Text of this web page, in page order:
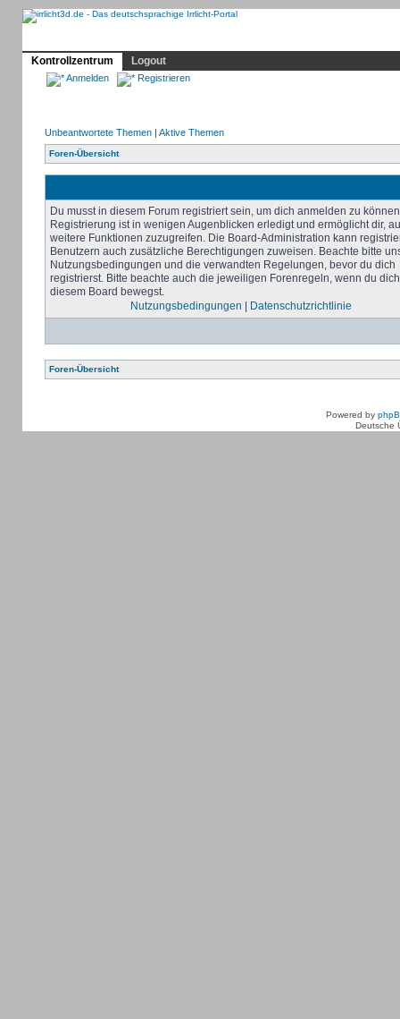
Kontrollzentrum
Logout
Anmelden Registrieren
Unbeantwortete Themen| Aktive Themen
Foren-Übersicht
Du musst in diesem Forum registriert sein, um dich anmelden zu
Registrierung ist in wenigen Augenblicken erledigt und ermöglicht dir,
weitere Funktionen zuzugreifen. Die Board-Administration kann
Benutzern auch zusätzliche Berechtigungen zuweisen. Beachte bitte
Nutzungsbedingungen und die verwandten Regelungen, bevor du dich
registrierst. Bitte beachte auch die jeweiligen Forenregeln, wenn du
diesem Board bewegst.
Nutzungsbedingungen
Datenschutzrichtlinie
Foren-Übersicht
Powered by
Deutsche